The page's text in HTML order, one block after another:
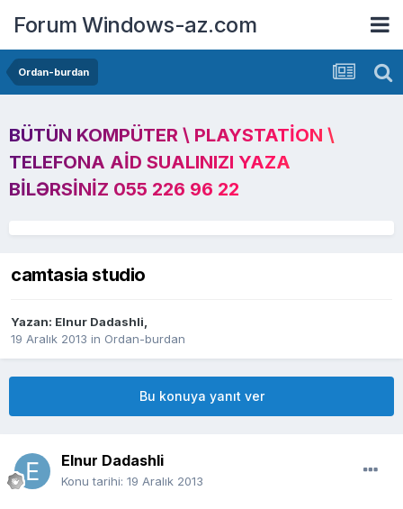
Forum Windows-az.com
Ordan-burdan
BÜTÜN KOMPÜTER \ PLAYSTATION \
TELEFONA AID SUALINIZI YAZA
BILƏRSINIZ 055 226 96 22
camtasia studio
Yazan: Elnur Dadashli,
19 Aralık 2013 in Ordan-burdan
Bu konuya yanıt ver
Elnur Dadashli
Konu tarihi: 19 Aralık 2013